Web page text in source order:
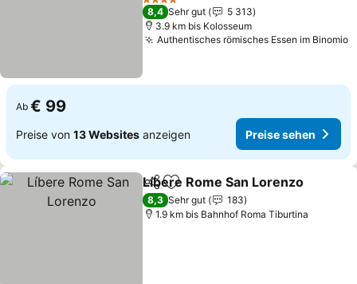
Preise sehen
4 Sterne
8,4 Sehr gut
5 313
3.9 km bis Kolosseum
Authentisches römisches Essen im Binomio
Ab € 99
Preise von 13 Websites anzeigen Preise sehen
TeilenZu Favoriten hinzufügen
Líbere Rome San Lorenzo
8,3 Sehr gut
183
1.9 km bis Bahnhof Roma Tiburtina